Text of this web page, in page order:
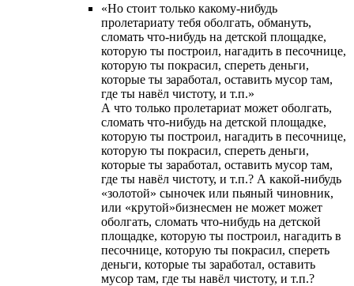
«Но стоит только какому-нибудь
пролетариату тебя оболгать, обмануть,
сломать что-нибудь на детской площадке,
которую ты построил, нагадить в песочнице,
которую ты покрасил, спереть деньги,
которые ты заработал, оставить мусор там,
где ты навёл чистоту, и т.п.»
А что только пролетариат может оболгать,
сломать что-нибудь на детской площадке,
которую ты построил, нагадить в песочнице,
которую ты покрасил, спереть деньги,
которые ты заработал, оставить мусор там,
где ты навёл чистоту, и т.п.? А какой-нибудь
«золотой» сыночек или пьяный чиновник,
или «крутой»бизнесмен не может может
оболгать, сломать что-нибудь на детской
площадке, которую ты построил, нагадить в
песочнице, которую ты покрасил, спереть
деньги, которые ты заработал, оставить
мусор там, где ты навёл чистоту, и т.п.?